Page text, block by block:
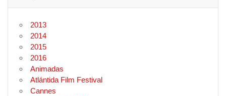
2013
2014
2015
2016
Animadas
Atlántida Film Festival
Cannes